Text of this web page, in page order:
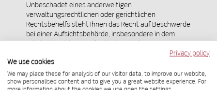
Unbeschadet eines anderweitigen
verwaltungsrechtlichen oder gerichtlichen
Rechtsbehelfs steht Ihnen das Recht auf Beschwerde
bei einer Aufsichtsbehörde, insbesondere in dem
Mitgliedstaat ihres Aufenthaltsorts, ihres
Arbeitsplatzes oder des Orts des mutmaßlichen
Verstoßes, zu, wenn Sie der Ansicht sind, dass die
Verarbeitung der Sie betreffenden
personenbezogenen Daten gegen die DSGVO
Privacy policy
We use cookies
We may place these for analysis of our visitor data, to improve our website,
show personalised content and to give you a great website experience. For